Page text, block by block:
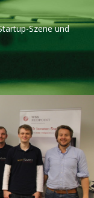
Szene und